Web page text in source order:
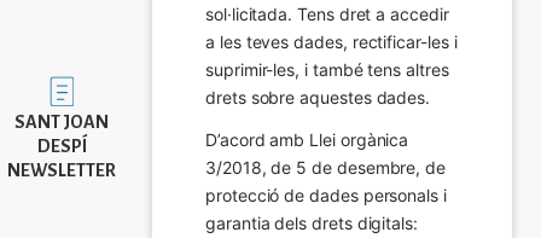
Imatge
SANT JOAN
DESPÍ
NEWSLETTER
sol·licitada. Tens dret a accedir
a les teves dades, rectificar-les i
suprimir-les, i també tens altres
drets sobre aquestes dades.
D’acord amb Llei orgànica
3/2018, de 5 de desembre, de
protecció de dades personals i
garantia dels drets digitals: